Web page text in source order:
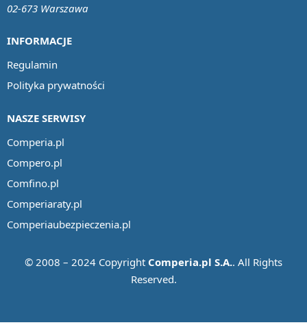
INFORMACJE
Regulamin
Polityka prywatności
NASZE SERWISY
Comperia.pl
Compero.pl
Comfino.pl
Comperiaraty.pl
Comperiaubezpieczenia.pl
02-673 Warszawa
© 2008 – 2024 Copyright Comperia.pl S.A.. All Rights
Reserved.